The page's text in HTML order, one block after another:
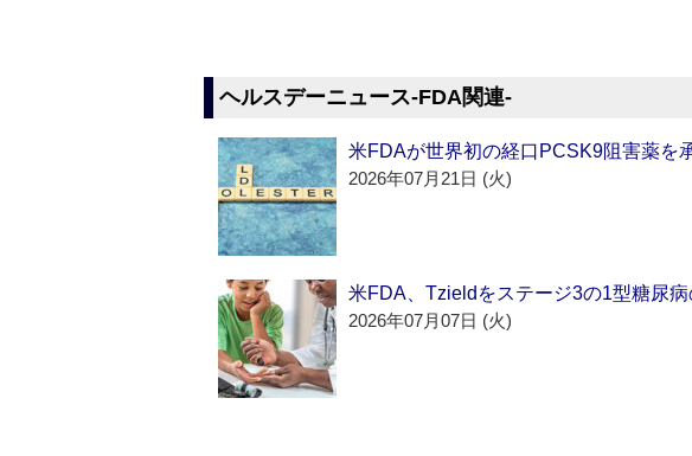
ヘルスデーニュース‐FDA関連‐
米FDAが世界初の経口PCSK9阻害薬を
2026年07月21日 (火)
米FDA、Tzieldをステージ3の1型糖尿
2026年07月07日 (火)